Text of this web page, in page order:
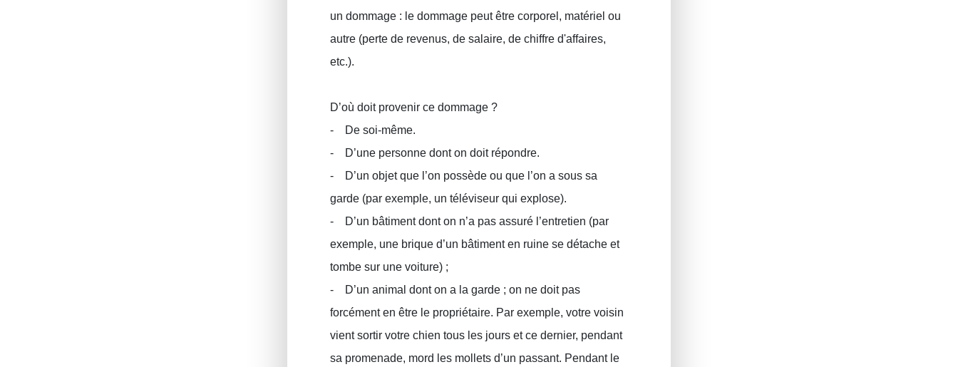
un dommage : le dommage peut être corporel, matériel ou
autre (perte de revenus, de salaire, de chiffre d'affaires,
etc.).
D’où doit provenir ce dommage ?
- De soi-même.
- D’une personne dont on doit répondre.
- D’un objet que l’on possède ou que l’on a sous sa
garde (par exemple, un téléviseur qui explose).
- D’un bâtiment dont on n’a pas assuré l’entretien (par
exemple, une brique d’un bâtiment en ruine se détache et
tombe sur une voiture) ;
- D’un animal dont on a la garde ; on ne doit pas
forcément en être le propriétaire. Par exemple, votre voisin
vient sortir votre chien tous les jours et ce dernier, pendant
sa promenade, mord les mollets d’un passant. Pendant le